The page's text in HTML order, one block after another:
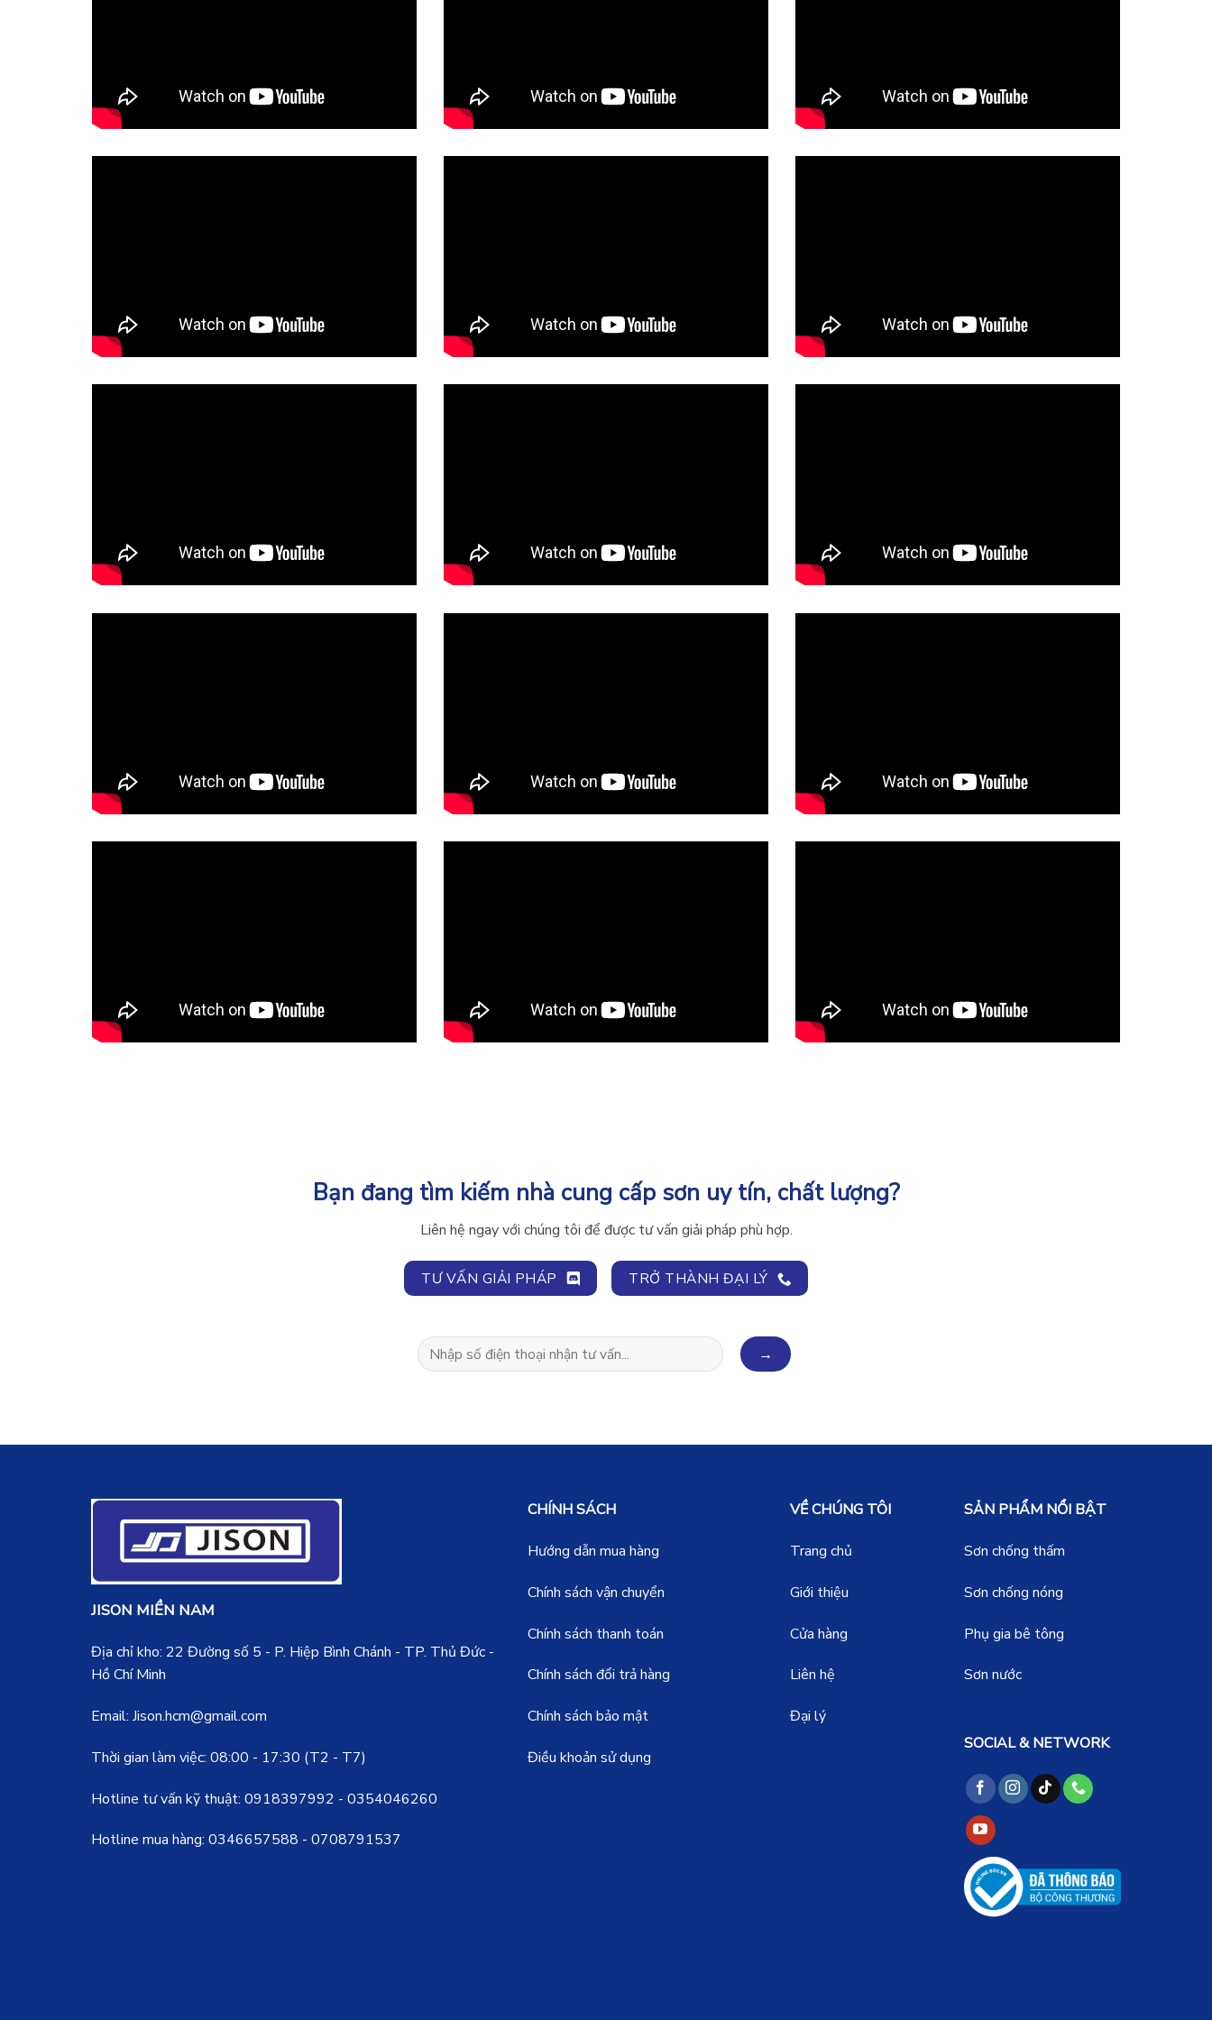
Bạn đang tìm kiếm nhà cung cấp sơn uy tín, chất lượng?
Liên hệ ngay với chúng tôi để được tư vấn giải pháp phù hợp.
TƯ VẤN GIẢI PHÁP TRỞ THÀNH ĐẠI LÝ
JISON MIỀN NAM
Địa chỉ kho: 22 Đường số 5 - P. Hiệp Bình Chánh - TP. Thủ Đức -
Hồ Chí Minh
Email: Jison.hcm@gmail.com
Thời gian làm việc: 08:00 - 17:30 (T2 - T7)
Hotline tư vấn kỹ thuật: 0918397992 - 0354046260
Hotline mua hàng: 0346657588 - 0708791537
CHÍNH SÁCH
Hướng dẫn mua hàng
Chính sách vận chuyển
Chính sách thanh toán
Chính sách đổi trả hàng
Chính sách bảo mật
Điều khoản sử dụng
VỀ CHÚNG TÔI
Trang chủ
Giới thiệu
Cửa hàng
Liên hệ
Đại lý
SẢN PHẨM NỔI BẬT
Sơn chống thấm
Sơn chống nóng
Phụ gia bê tông
Sơn nước
SOCIAL & NETWORK